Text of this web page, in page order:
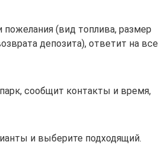
(вид топлива, размер
депозита), ответит на все
сообщит контакты и время,
и выберите подходящий.